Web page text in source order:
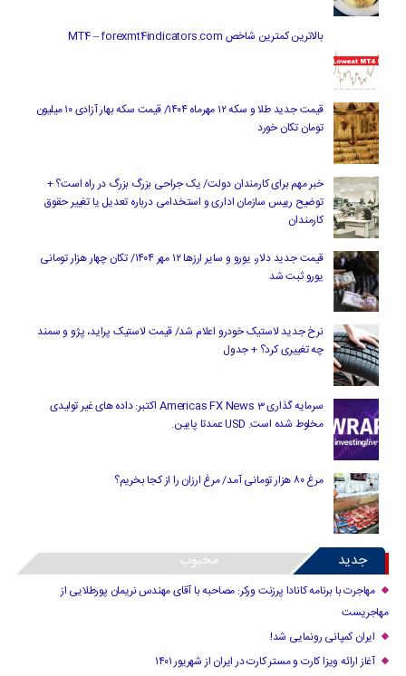
بالاترین کمترین شاخص MT4 – forexmt4indicators.com
قیمت جدید طلا و سکه ۱۲ مهرماه ۱۴۰۴/ قیمت سکه بهار آزادی ۱۰ میلیون
تومان تکان خورد
خبر مهم برای کارمندان دولت/ یک جراحی بزرگ بزرگ در راه است؟ +
توضیح رییس سازمان اداری و استخدامی درباره تعدیل یا تغییر حقوق
کارمندان
قیمت جدید دلار، یورو و سایر ارزها ۱۲ مهر ۱۴۰۴/ تکان چهار هزار تومانی
یورو ثبت شد
نرخ جدید لاستیک خودرو اعلام شد/ قیمت لاستیک پراید، پژو و سمند
چه تغییری کرد؟ + جدول
سرمایه گذاری Americas FX News 3 اکتبر: داده های غیر تولیدی
مخلوط شده است. USD عمدتا پایین.
مرغ ۸۰ هزار تومانی آمد/ مرغ ارزان را از کجا بخریم؟
جدید محبوب
مهاجرت با برنامه کانادا پرزنت ورکر: مصاحبه با آقای مهندس نریمان پورطلایی از
مهاجریست
ایران کمپانی رونمایی شد!
آغاز ارائه ویزا کارت و مستر کارت در ایران از شهریور ۱۴۰۱